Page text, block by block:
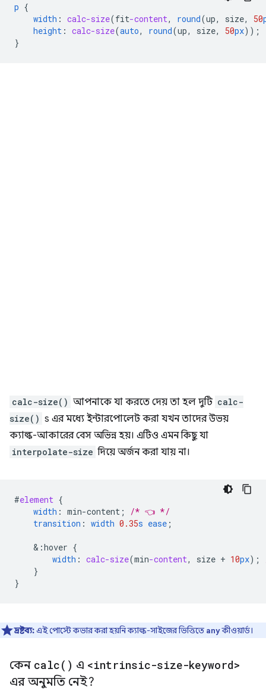
p {
width : calc-size(fit-content, round(up, size, 50
height : calc-size(auto, round(up, size, 50px));
}
calc-size() আপনাকে যা করতে দেয় তা হল দুটি calc-
size() s এর মধ্যে ইন্টারপোলেট করা যখন তাদের উভয়
ক্যাল্ক-আকারের বেস অভিন্ন হয়। এটিও এমন কিছু যা
interpolate-size দিয়ে অর্জন করা যায় না।
#element {
width : min-content ;
/* 👈 */
transition : width 0.35s ease ;
& :hover {
width : calc-size(min-content, size + 10px);
}
}
দ্রষ্টব্য:এই পোস্টে কভার করা হয়নি ক্যাল্ক-সাইজের ভিত্তিতে anyকীওয়ার্ড।
কেন calc( ) এ <intrinsic-size-keyword>
এর অনুমতি নেই?